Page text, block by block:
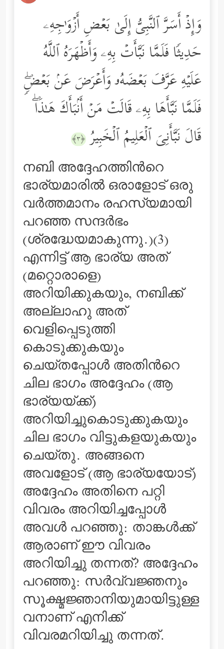
وَإِذۡ أَسَرَّ ٱلنَّبِیُّ إِلَىٰ بَعۡضِ أَزۡوَ ٰ⁠جِهِۦ
حَدِیثࣰا فَلَمَّا نَبَّأَتۡ بِهِۦ وَأَظۡهَرَهُ ٱللَّهُ
عَلَیۡهِ عَرَّفَ بَعۡضَهُۥ وَأَعۡرَضَ عَنۢ بَعۡضࣲۖ
فَلَمَّا نَبَّأَهَا بِهِۦ قَالَتۡ مَنۡ أَنۢبَأَكَ هَـٰذَاۖ
قَالَ نَبَّأَنِیَ ٱلۡعَلِیمُ ٱلۡخَبِیرُ ﴿٣﴾
നബി അദ്ദേഹത്തിന്‍റെ
ഭാര്യമാരില്‍ ഒരാളോട് ഒരു
വര്‍ത്തമാനം രഹസ്യമായി
പറഞ്ഞ സന്ദര്‍ഭം
(ശ്രദ്ധേയമാകുന്നു.)(3)
എന്നിട്ട് ആ ഭാര്യ അത്
(മറ്റൊരാളെ)
അറിയിക്കുകയും, നബിക്ക്
അല്ലാഹു അത്
വെളിപ്പെടുത്തി
കൊടുക്കുകയും
ചെയ്തപ്പോള്‍ അതിന്‍റെ
ചില ഭാഗം അദ്ദേഹം (ആ
ഭാര്യയ്ക്ക്‌)
അറിയിച്ചുകൊടുക്കുകയും
ചില ഭാഗം വിട്ടുകളയുകയും
ചെയ്തു. അങ്ങനെ
അവളോട് (ആ ഭാര്യയോട്‌)
അദ്ദേഹം അതിനെ പറ്റി
വിവരം അറിയിച്ചപ്പോള്‍
അവള്‍ പറഞ്ഞു: താങ്കള്‍ക്ക്
ആരാണ് ഈ വിവരം
അറിയിച്ചു തന്നത്? അദ്ദേഹം
പറഞ്ഞു: സര്‍വ്വജ്ഞനും
സൂക്ഷ്മജ്ഞാനിയുമായിട്ടുള്ള
വനാണ് എനിക്ക്
വിവരമറിയിച്ചു തന്നത്‌.